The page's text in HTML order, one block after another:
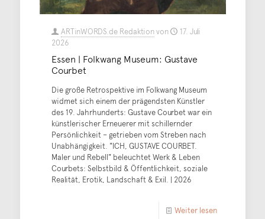
ARTinWORDS.de Redaktionvon
17. Juli
2026
Essen | Folkwang Museum: Gustave
Courbet
Die große Retrospektive im Folkwang Museum
widmet sich einem der prägendsten Künstler
des 19. Jahrhunderts: Gustave Courbet war ein
künstlerischer Erneuerer mit schillernder
Persönlichkeit – getrieben vom Streben nach
Unabhängigkeit. "ICH, GUSTAVE COURBET.
Maler und Rebell" beleuchtet Werk & Leben
Courbets: Selbstbild & Öffentlichkeit, soziale
Realität, Erotik, Landschaft & Exil. | 2026
Weiter lesen